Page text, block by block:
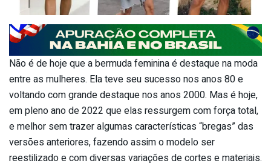
Não é de hoje que a bermuda feminina é destaque na moda
entre as mulheres. Ela teve seu sucesso nos anos 80 e
voltando com grande destaque nos anos 2000. Mas é hoje,
em pleno ano de 2022 que elas ressurgem com força total,
e melhor sem trazer algumas características “bregas” das
versões anteriores, fazendo assim o modelo ser
reestilizado e com diversas variações de cortes e materiais.